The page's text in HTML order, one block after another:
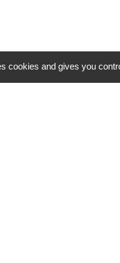
cookies and gives you